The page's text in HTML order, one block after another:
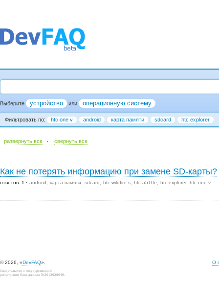
Выберите устройство или операционную систему
Фильтровать по: htc one v android карта памяти sdcard htc explorer
развернуть все · cвернуть все
Как не потерять информацию при замене SD-карты?
ответов: 1 android карта памяти sdcard htc wildfire s htc a510e htc explorer htc one v
© 2026, «DevFAQ». О
Свидетельство о государственной
регистрации базы данных №2012620649.